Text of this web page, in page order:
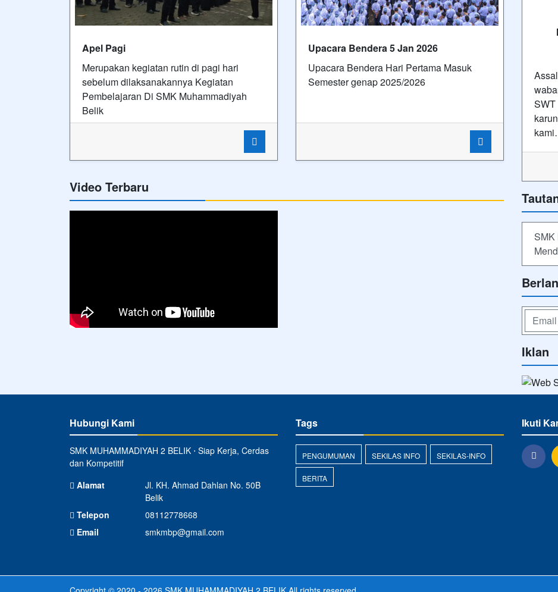
Apel Pagi
Merupakan kegiatan rutin di pagi hari
sebelum dilaksanakannya Kegiatan
Pembelajaran Di SMK Muhammadiyah
Belik
Upacara Bendera 5 Jan 2026
Upacara Bendera Hari Pertama Masuk
Semester genap 2025/2026
Video Terbaru
SMK
Iklan
Hubungi Kami
SMK MUHAMMADIYAH 2 BELIK ⋅ Siap Kerja, Cerdas
dan Kompetitif
Alamat
Jl. KH. Ahmad Dahlan No. 50B
Belik
Telepon
08112778668
Email
smkmbp@gmail.com
Tags
PENGUMUMAN SEKILAS INFO SEKILAS-INFO
BERITA
Ikuti